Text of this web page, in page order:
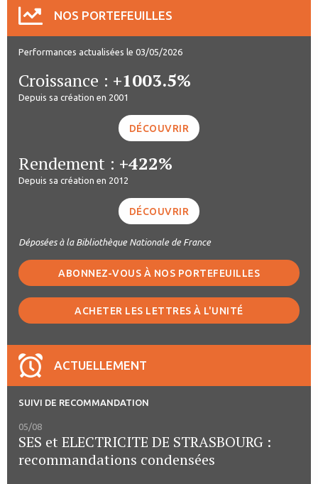
NOS PORTEFEUILLES
Performances actualisées le 03/05/2026
Croissance : +1003.5%
Depuis sa création en 2001
DÉCOUVRIR
Rendement : +422%
Depuis sa création en 2012
DÉCOUVRIR
Déposées à la Bibliothèque Nationale de France
ABONNEZ-VOUS À NOS PORTEFEUILLES
ACHETER LES LETTRES À L'UNITÉ
ACTUELLEMENT
SUIVI DE RECOMMANDATION
05/08
SES et ELECTRICITE DE STRASBOURG :
recommandations condensées